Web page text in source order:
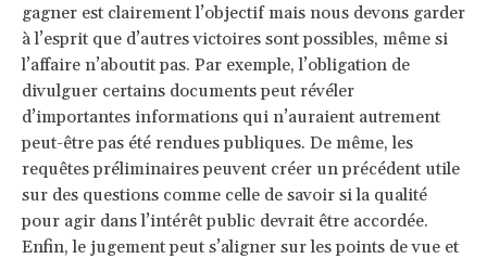
gagner est clairement l’objectif mais nous devons garder
à l’esprit que d’autres victoires sont possibles, même si
l’affaire n’aboutit pas. Par exemple, l’obligation de
divulguer certains documents peut révéler
d’importantes informations qui n’auraient autrement
peut-être pas été rendues publiques. De même, les
requêtes préliminaires peuvent créer un précédent utile
sur des questions comme celle de savoir si la qualité
pour agir dans l’intérêt public devrait être accordée.
Enfin, le jugement peut s’aligner sur les points de vue et